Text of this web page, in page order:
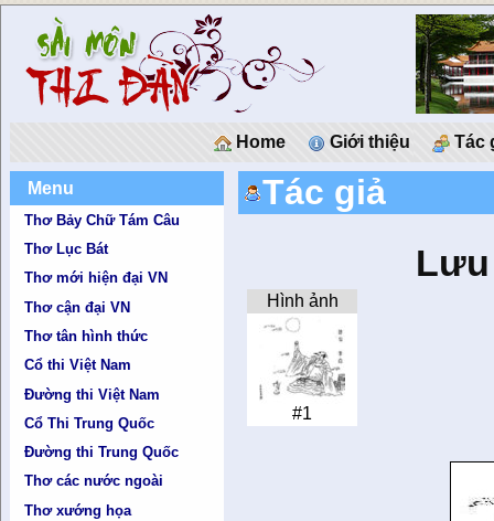
Home Giới thiệu Tác
Menu
Thơ Bảy Chữ Tám Câu
Thơ Lục Bát
Thơ mới hiện đại VN
Thơ cận đại VN
Thơ tân hình thức
Cổ thi Việt Nam
Đường thi Việt Nam
Cổ Thi Trung Quốc
Đường thi Trung Quốc
Thơ các nước ngoài
Thơ xướng họa
Tác giả
Lưu
Hình ảnh
#1